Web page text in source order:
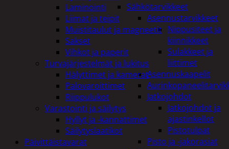
Sähkötarvikkeet
Asennustarvikkeet
Nippusiteet ja
kiinnikkeet
Sulakkeet ja
liittimet
Asennuskaapelit
Jatkojohdot
Jatkojohdot ja
ajastinkellot
Pistotulpat
Pisto ja -jakorasiat
Laminointi
Liimat ja teipit
Muistitaulut ja magneetit
Sakset
Vihkot ja paperit
Turvajärjestelmät ja lukitus
Hälyttimet ja kamerat
Palovaroittimet
Riippulukot
Varastointi ja säilytys
Hyllyt ja -kannattimet
Säilytyslaatikot
Päivittäistavarat